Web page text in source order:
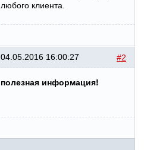
любого клиента.
#2
04.05.2016 16:00:27
полезная информация!